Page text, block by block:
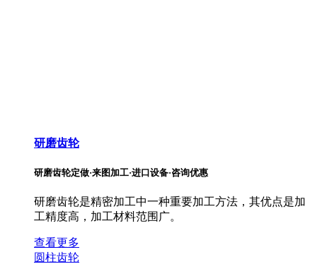
研磨齿轮
研磨齿轮定做·来图加工·进口设备·咨询优惠
研磨齿轮是精密加工中一种重要加工方法，其优点是加
工精度高，加工材料范围广。
查看更多
圆柱齿轮